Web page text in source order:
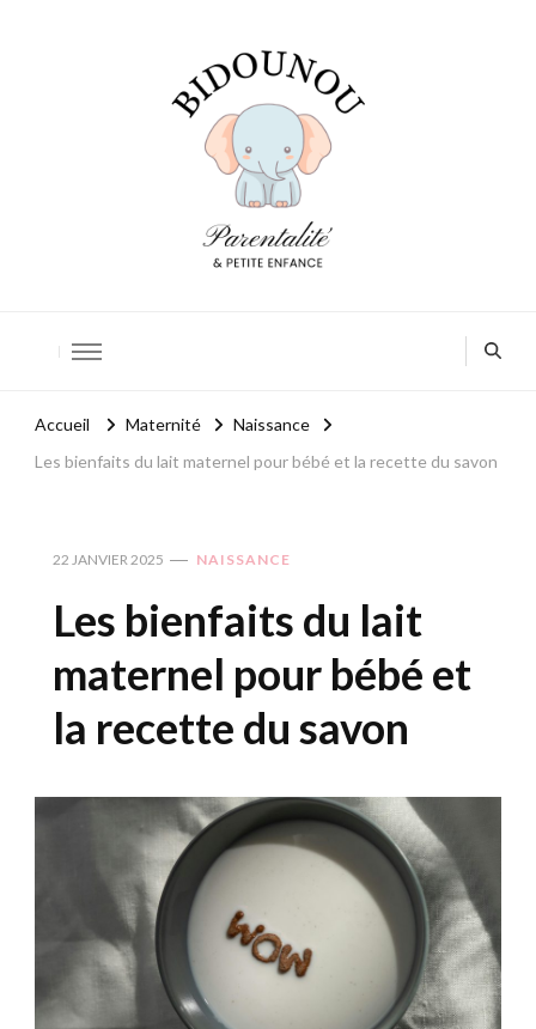
Accueil Maternité
Naissance
Les bienfaits du lait maternel pour bébé et la recette du savon
22 JANVIER 2025 NAISSANCE
Les bienfaits du lait
maternel pour bébé et
la recette du savon